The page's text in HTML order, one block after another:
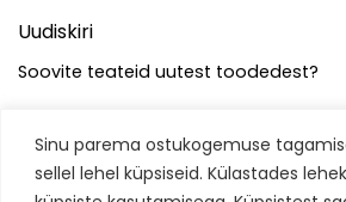
Sinu parema ostukogemuse
sellel lehel küpsiseid. Külastades
Uudiskiri
Soovite teateid uutest toodedest?